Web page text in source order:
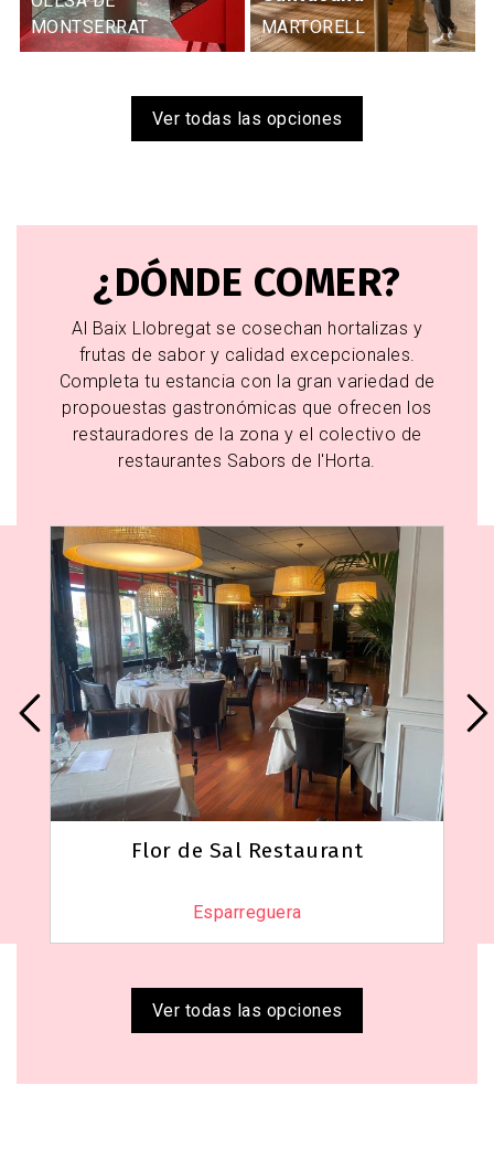
MONTSERRAT
MARTORELL
Ver todas las opciones
¿DÓNDE COMER?
Al Baix Llobregat se cosechan hortalizas y
frutas de sabor y calidad excepcionales.
Completa tu estancia con la gran variedad de
propouestas gastronómicas que ofrecen los
restauradores de la zona y el colectivo de
restaurantes Sabors de l'Horta.
Flor de Sal Restaurant
Esparreguera
Ver todas las opciones